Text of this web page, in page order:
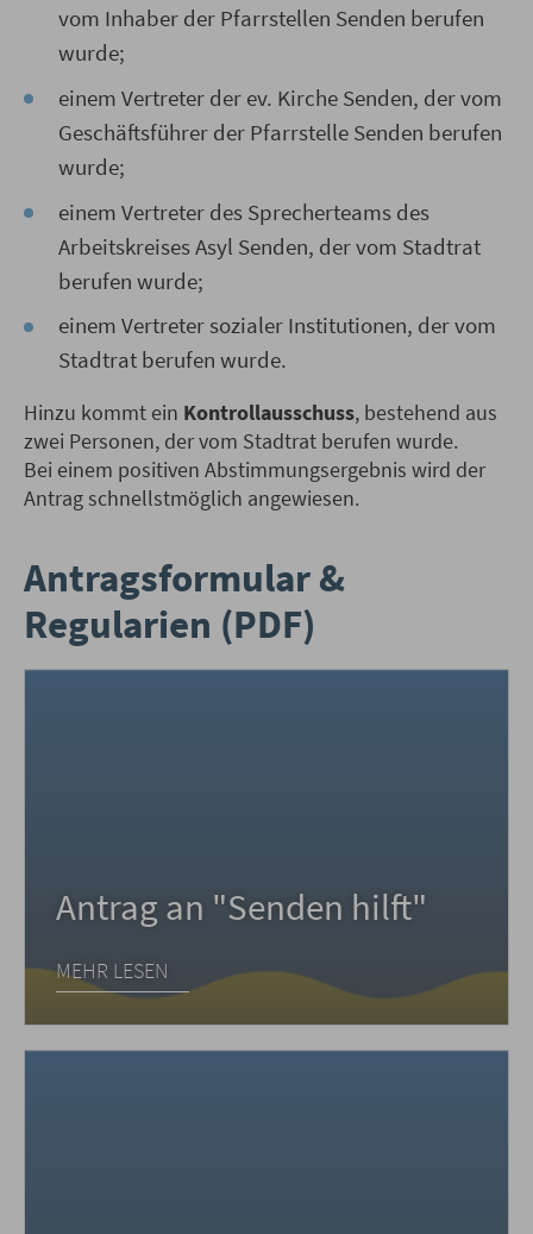
vom Inhaber der Pfarrstellen Senden berufen
wurde;
einem Vertreter der ev. Kirche Senden, der vom
Geschäftsführer der Pfarr­stelle Senden berufen
wurde;
einem Vertreter des Sprecherteams des
Arbeitskreises Asyl Senden, der vom Stadtrat
berufen wurde;
einem Vertreter sozialer Institutionen, der vom
Stadtrat berufen wurde.
Hinzu kommt ein Kontrollausschuss, bestehend aus
zwei Personen, der vom Stadtrat berufen wurde.
Bei einem positiven Abstimmungsergebnis wird der
Antrag schnellstmöglich angewiesen.
Antragsformular &
Regularien (PDF)
Antrag an "Senden hilft"
MEHR LESEN